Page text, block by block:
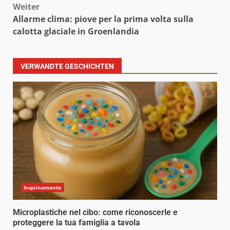
Weiter
Allarme clima: piove per la prima volta sulla
calotta glaciale in Groenlandia
VERWANDTE GESCHICHTEN
Inquinamento
Microplastiche nel cibo: come riconoscerle e
proteggere la tua famiglia a tavola